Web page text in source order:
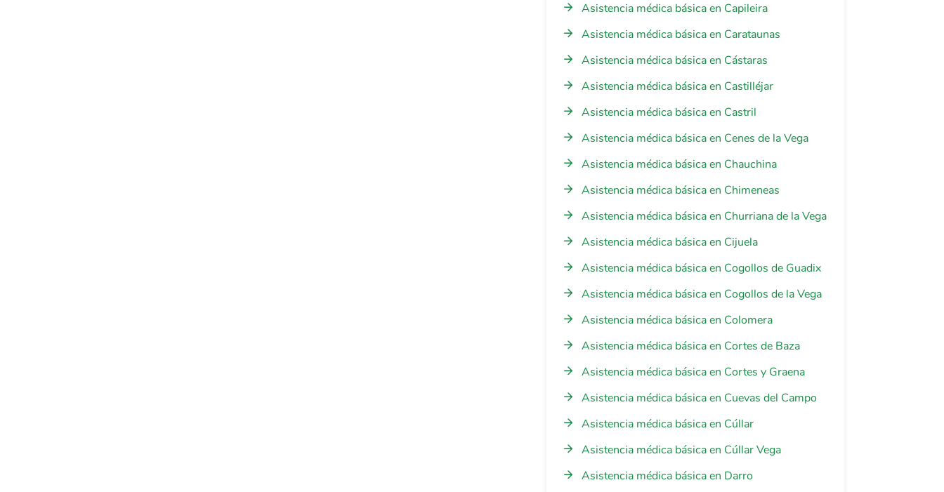
Asistencia médica básica en Capileira
Asistencia médica básica en Carataunas
Asistencia médica básica en Cástaras
Asistencia médica básica en Castilléjar
Asistencia médica básica en Castril
Asistencia médica básica en Cenes de la Vega
Asistencia médica básica en Chauchina
Asistencia médica básica en Chimeneas
Asistencia médica básica en Churriana de la Vega
Asistencia médica básica en Cijuela
Asistencia médica básica en Cogollos de Guadix
Asistencia médica básica en Cogollos de la Vega
Asistencia médica básica en Colomera
Asistencia médica básica en Cortes de Baza
Asistencia médica básica en Cortes y Graena
Asistencia médica básica en Cuevas del Campo
Asistencia médica básica en Cúllar
Asistencia médica básica en Cúllar Vega
Asistencia médica básica en Darro